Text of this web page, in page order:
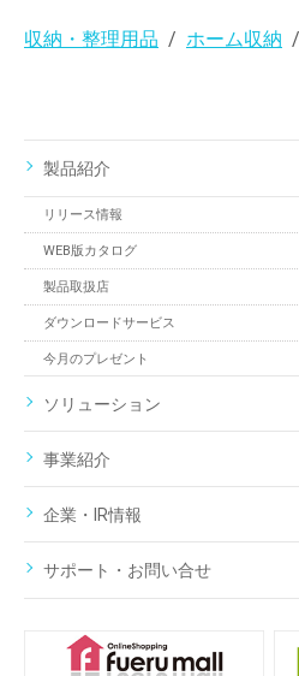
収納・整理用品 ホーム収納
製品紹介
リリース情報
WEB版カタログ
製品取扱店
ダウンロードサービス
今月のプレゼント
ソリューション
事業紹介
企業・IR情報
サポート・お問い合せ